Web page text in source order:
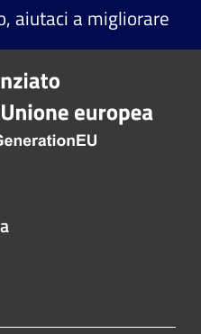
aiutaci a migliorare